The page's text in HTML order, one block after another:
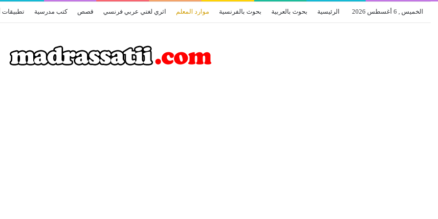
الخميس , 6 أغسطس 2026 الرئيسية بحوث بالعربية بحوث بالفرنسية موارد المعلم اثري لغتي عربي فرنسي قصص كتب مدرسية تطبيقات